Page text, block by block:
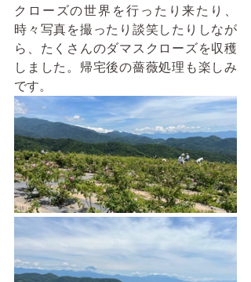
クローズの世界を行ったり来たり、
時々写真を撮ったり談笑したりしなが
ら、たくさんのダマスクローズを収穫
しました。帰宅後の薔薇処理も楽しみ
です。